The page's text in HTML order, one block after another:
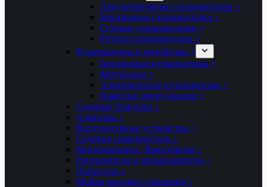
Аккумуляторные газонокосилки +
Бензиновые газонокосилки +
Сетевые газонокосилки +
Рототы газонокосилки +
Культиваторы и мотоблоки +
Бензиновые культиваторы +
Мотоблоки +
Электрические культиваторы +
Навесное оборудование +
Садовые тракторы +
Аэраторы +
Воздуходувные устройства +
Садовые измельчители +
Мотоножницы / Высоторезы +
Распылители и опрыскиватели +
Пылесосы +
Мойки высокого давления +